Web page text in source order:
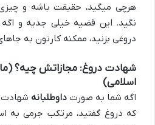
هرچی میگید، حقیقت باشه و
نگید. این قضیه خیلی جدیه و
دروغی بزنید، ممکنه کارتون به
اسلامی)
اگه شما به صورت داوطلبانه
که دروغ گفتید، مرتکب جرمی